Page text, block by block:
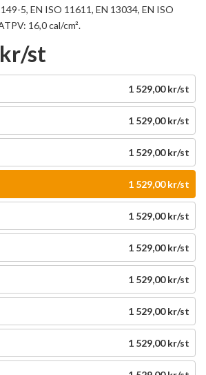
5, EN ISO 11611, EN 13034, EN ISO
16,0 cal/cm².
st
1 529,00 kr/st
1 529,00 kr/st
1 529,00 kr/st
1 529,00 kr/st
1 529,00 kr/st
1 529,00 kr/st
1 529,00 kr/st
1 529,00 kr/st
1 529,00 kr/st